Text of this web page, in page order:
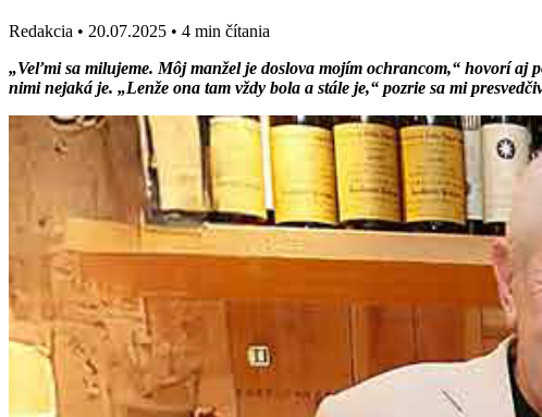
Redakcia • 20.07.2025 • 4 min čítania
„Veľmi sa milujeme. Môj manžel je doslova mojím ochrancom,“ hovorí aj
nimi nejaká je. „Lenže ona tam vždy bola a stále je,“ pozrie sa mi